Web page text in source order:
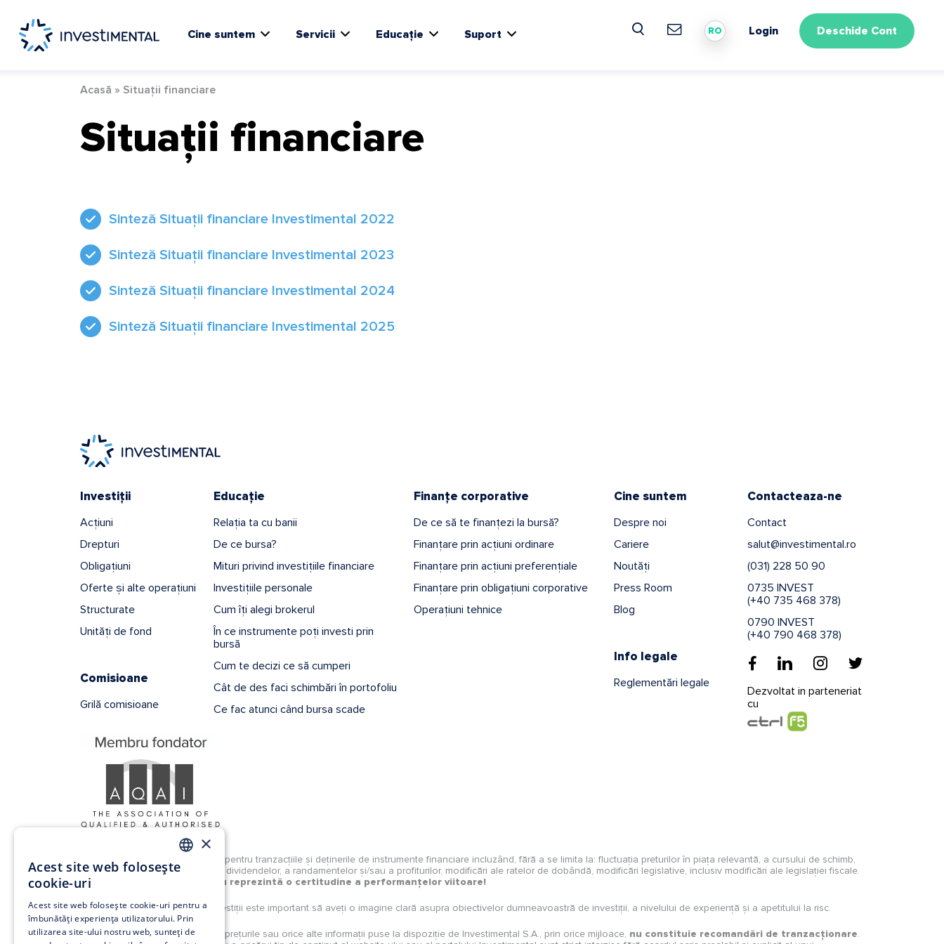
content
Cine suntem Servicii Educație Suport RO Login Deschide Cont
Acasă » Situații financiare
Situații financiare
Sinteză Situații financiare Investimental 2022
Sinteză Situații financiare Investimental 2023
Sinteză Situații financiare Investimental 2024
Sinteză Situații financiare Investimental 2025
Investiții
Acțiuni
Drepturi
Obligațiuni
Oferte și alte operațiuni
Structurate
Unități de fond
Comisioane
Grilă comisioane
Educație
Relația ta cu banii
De ce bursa?
Mituri privind investițiile financiare
Investițiile personale
Cum îți alegi brokerul
În ce instrumente poți investi prin
bursă
Cum te decizi ce să cumperi
Cât de des faci schimbări în portofoliu
Ce fac atunci când bursa scade
Finanțe corporative
De ce să te finanțezi la bursă?
Finanțare prin acțiuni ordinare
Finanțare prin acțiuni preferențiale
Finanțare prin obligațiuni corporative
Operațiuni tehnice
Cine suntem
Despre noi
Cariere
Noutăți
Press Room
Blog
Info legale
Reglementări legale
Contacteaza-ne
Contact
salut@investimental.ro
(031) 228 50 90
0735 INVEST
(+40 735 468 378)
0790 INVEST
(+40 790 468 378)
Dezvoltat in parteneriat
cu
Investițiile la bursă implică riscuri pentru tranzacțiile și deținerile de instrumente financiare incluzând, fără a se limita la: fluctuația preturilor în piața relevantă, a cursului de schimb,
lipsa predictibilității în distribuirea dividendelor, a randamentelor și/sau a profiturilor, modificări ale ratelor de dobândă, modificări legislative, inclusiv modificări ale legislației fiscale.
Performanțele anterioare nu reprezintă o certitudine a performanțelor viitoare!
Înainte de a lua o decizie de investiții este important să aveți o imagine clară asupra obiectivelor dumneavoastră de investiții, a nivelului de experiență și a apetitului la risc.
Analizele, studiile, opiniile, știrile, prețurile sau orice alte informații puse la dispoziție de Investimental S.A., prin orice mijloace, nu constituie recomandări de tranzacționare.
ROMANIAN
×
Acest site web folosește
cookie-uri
Acest site web folosește cookie-uri pentru a
îmbunătăți experiența utilizatorului. Prin
utilizarea site-ului nostru web, sunteți de